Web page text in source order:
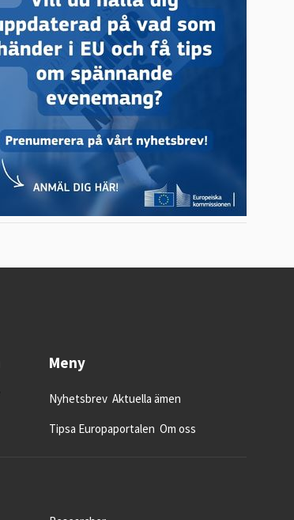
Meny
Nyhetsbrev Aktuella ämen
Tipsa Europaportalen Om oss